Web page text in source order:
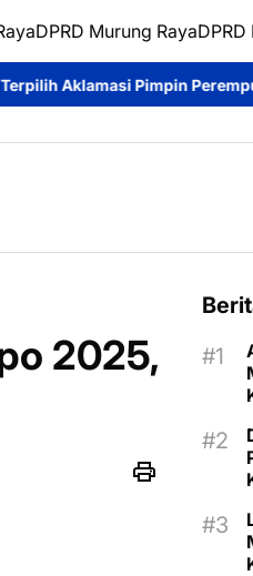
DPRD Murung RayaDPRD
Bangsa Kalteng
2025,